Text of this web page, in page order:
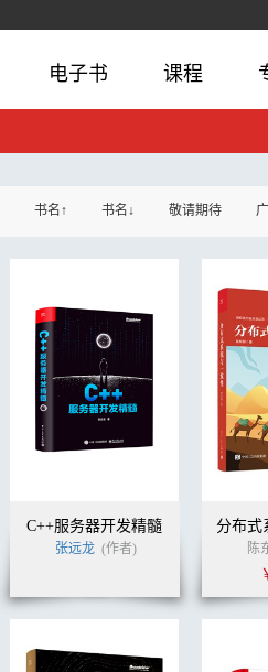
电子书 课程
书名↑ 书名↓ 敬请期待
C++服务器开发精髓
张远龙 (作者)
分布式
陈